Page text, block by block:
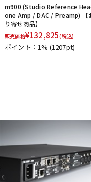
m900 (Studio Reference
one Amp / DAC / Preamp) 【
り寄せ商品】
販売価格¥132,825(税込)
ポイント：1% (1207pt)